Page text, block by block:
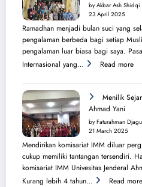
by Akbar Ash Shidqi
23 April 2025
Ramadhan menjadi bulan suci yang
pengalaman berbeda bagi setiap
pengalaman luar biasa bagi saya.
Internasional yang…
Read more:
di
Menilik
Ahmad Yani
by Faturahman
21 March 2025
Mendirikan komisariat IMM diluar
cukup memiliki tantangan tersendiri.
komisariat IMM Univesitas Jenderal
Kurang lebih 4 tahun…
Read more